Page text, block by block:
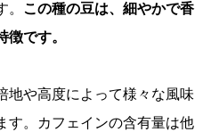
この種の豆は、細やかで香
徴です。
地や高度によって様々な風味
す。カフェインの含有量は他